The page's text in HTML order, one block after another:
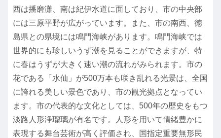
西は播磨灘、南は紀伊水道に面しており、市の中央部
には三原平野が広がっています。また、市の南西、徳
島県との県境には鳴門海峡があります。鳴門海峡では
世界的にも珍しいうず潮を見ることができますが、特
に春はうずが大きく速い潮の流れがみられます。市の
花である「水仙」が500万本も咲き乱れる光景は、全国
に誇れる美しい景色であり、市の観光拠点となってい
ます。市の代表的な文化としては、500年の歴史をもつ
淡路人形浄瑠璃が有名です。人形を用いて情緒豊かに
表現する舞台芸術が高く評価され、国指定重要無形民